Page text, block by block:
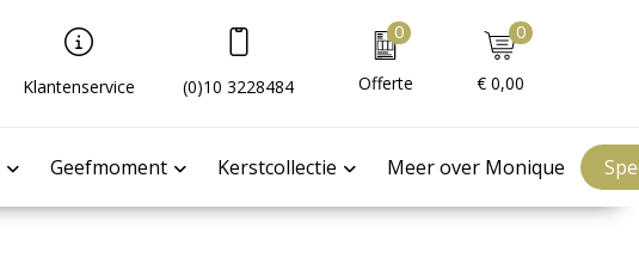
Klantenservice (0)10 3228484
0
Offerte
0
€ 0,00
Geefmoment Kerstcollectie Meer over Monique